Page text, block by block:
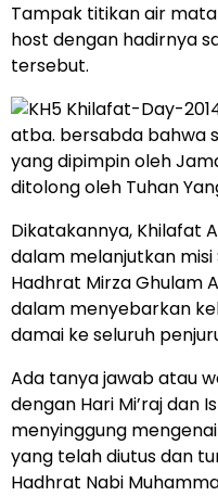
Tampak titikan air
host dengan hadirnya
tersebut.
atba. bersabda bahwa
yang dipimpin oleh
ditolong oleh Tuhan
Dikatakannya, Khilafat
dalam melanjutkan misi
Hadhrat Mirza Ghulam
dalam menyebarkan
damai ke seluruh
Ada tanya jawab atau
dengan Hari Mi’raj dan
menyinggung
yang telah diutus dan
Hadhrat Nabi